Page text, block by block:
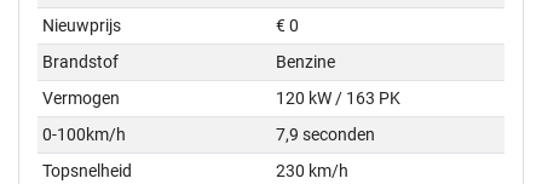
Nieuwprijs
€ 0
Brandstof
Benzine
Vermogen
120 kW / 163 PK
0-100km/h
7,9 seconden
Topsnelheid
230 km/h